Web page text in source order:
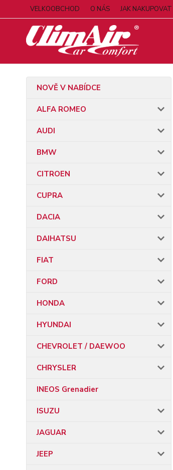
VELKOOBCHOD O NÁS JAK NAKUPOVAT
NOVĚ V NABÍDCE
ALFA ROMEO
AUDI
BMW
CITROEN
CUPRA
DACIA
DAIHATSU
FIAT
FORD
HONDA
HYUNDAI
CHEVROLET / DAEWOO
CHRYSLER
INEOS Grenadier
ISUZU
JAGUAR
JEEP